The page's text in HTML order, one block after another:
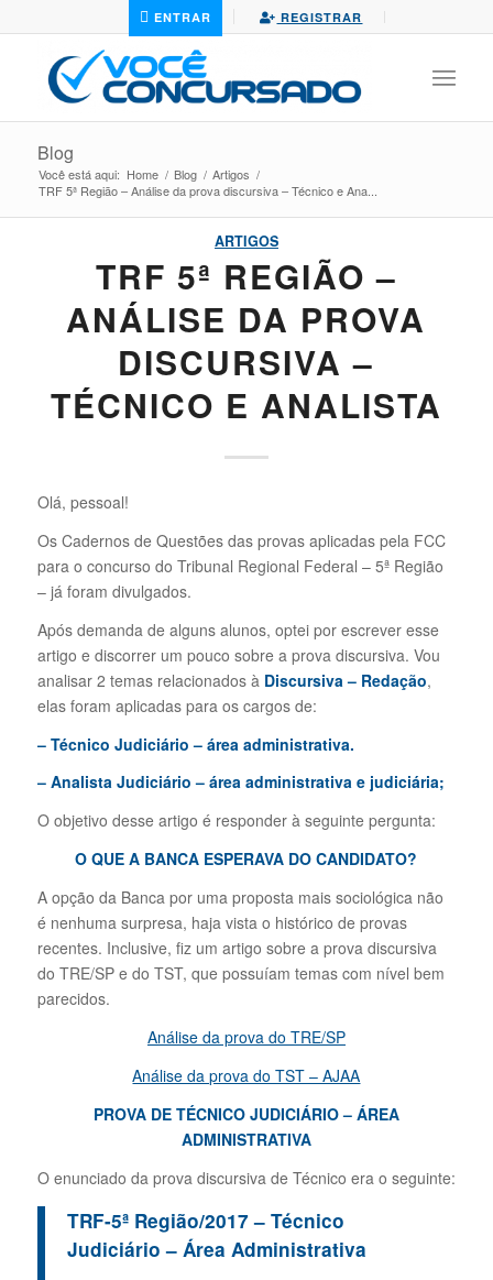
ENTRAR REGISTRAR
Blog
Você está aqui: Home / Blog / Artigos /
TRF 5ª Região – Análise da prova discursiva – Técnico e Ana...
ARTIGOS
TRF 5ª REGIÃO –
ANÁLISE DA PROVA
DISCURSIVA –
TÉCNICO E ANALISTA
Olá, pessoal!
Os Cadernos de Questões das provas aplicadas pela FCC
para o concurso do Tribunal Regional Federal – 5ª Região
– já foram divulgados.
Após demanda de alguns alunos, optei por escrever esse
artigo e discorrer um pouco sobre a prova discursiva. Vou
analisar 2 temas relacionados à Discursiva – Redação,
elas foram aplicadas para os cargos de:
– Técnico Judiciário – área administrativa.
– Analista Judiciário – área administrativa e judiciária;
O objetivo desse artigo é responder à seguinte pergunta:
O QUE A BANCA ESPERAVA DO CANDIDATO?
A opção da Banca por uma proposta mais sociológica não
é nenhuma surpresa, haja vista o histórico de provas
recentes. Inclusive, fiz um artigo sobre a prova discursiva
do TRE/SP e do TST, que possuíam temas com nível bem
parecidos.
Análise da prova do TRE/SP
Análise da prova do TST – AJAA
PROVA DE TÉCNICO JUDICIÁRIO – ÁREA
ADMINISTRATIVA
O enunciado da prova discursiva de Técnico era o seguinte:
TRF-5ª Região/2017 – Técnico
Judiciário – Área Administrativa